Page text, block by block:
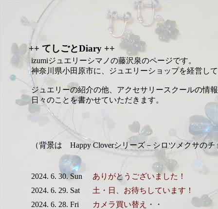
++ てしごとDiary ++
izumiジュエリーシマノの藤沢泉のページです。
神奈川県小田原市に、ジュエリーショップを経営し
ジュエリーの紹介の他、アクセサリースクールの情
日々のことを書かせていただきます。
（背景は Happy Cloverシリーズ－シロツメクサのチ
2024. 6. 30. Sun
ありがとうございました！
2024. 6. 29. Sat
土・日、お待ちしています！
2024. 6. 28. Fri
カメラ買い替え・・